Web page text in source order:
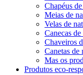
Chapéus
Meias de
Velas de
Canecas de
Chaveiros
Canetas de
Mas os
Produtos eco-